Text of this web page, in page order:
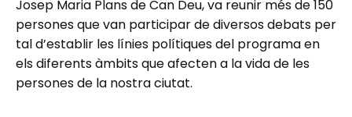
Josep Maria Plans de Can Deu, va reunir més de 150
persones que van participar de diversos debats per
tal d’establir les línies polítiques del programa en
els diferents àmbits que afecten a la vida de les
persones de la nostra ciutat.